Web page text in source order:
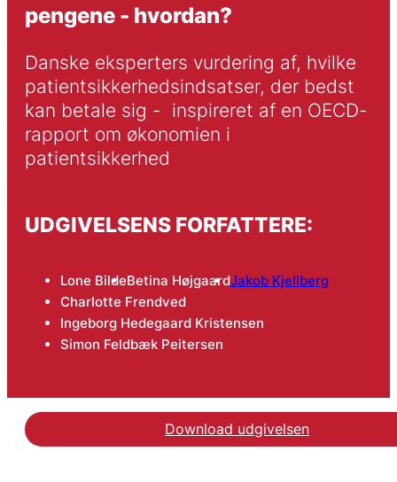
pengene - hvordan?
Danske eksperters vurdering af, hvilke
patientsikkerhedsindsatser, der bedst
kan betale sig -  inspireret af en OECD-
rapport om økonomien i
patientsikkerhed
UDGIVELSENS FORFATTERE:
Lone BildeBetina HøjgaardJakob Kjellberg
Charlotte Frendved
Ingeborg Hedegaard Kristensen
Simon Feldbæk Peitersen
Download udgivelsen
Hent rapporten Mere